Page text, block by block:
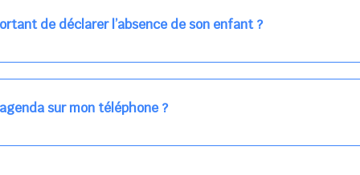
de déclarer l’absence de son enfant ?
enfants à accueillir, et ajuster les plannings au mieux.
car les repas sont commandés à l’avance.
sur mon téléphone ?
sur l'App Store ni Google Play car il s'agit d'une Web App,